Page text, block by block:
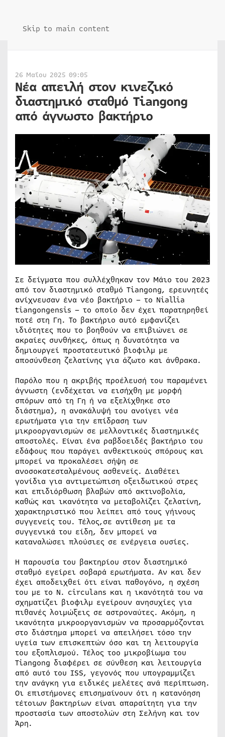
Skip to main content
26 Μαΐου 2025 09:05
Νέα απειλή στον κινεζικό
διαστημικό σταθμό Tiangong
από άγνωστο βακτήριο
Σε δείγματα που συλλέχθηκαν τον Μάιο του 2023
από τον διαστημικό σταθμό Tiangong, ερευνητές
ανίχνευσαν ένα νέο βακτήριο – το Niallia
tiangongensis – το οποίο δεν έχει παρατηρηθεί
ποτέ στη Γη. Το βακτήριο αυτό εμφανίζει
ιδιότητες που το βοηθούν να επιβιώνει σε
ακραίες συνθήκες, όπως η δυνατότητα να
δημιουργεί προστατευτικό βιοφιλμ με
αποσύνθεση ζελατίνης για άζωτο και άνθρακα.
Παρόλο που η ακριβής προέλευσή του παραμένει
άγνωστη (ενδέχεται να εισήχθη με μορφή
σπόρων από τη Γη ή να εξελίχθηκε στο
διάστημα), η ανακάλυψή του ανοίγει νέα
ερωτήματα για την επίδραση των
μικροοργανισμών σε μελλοντικές διαστημικές
αποστολές. Είναι ένα ραβδοειδές βακτήριο του
εδάφους που παράγει ανθεκτικούς σπόρους και
μπορεί να προκαλέσει σήψη σε
ανοσοκατεσταλμένους ασθενείς. Διαθέτει
γονίδια για αντιμετώπιση οξειδωτικού στρες
και επιδιόρθωση βλαβών από ακτινοβολία,
καθώς και ικανότητα να μεταβολίζει ζελατίνη,
χαρακτηριστικό που λείπει από τους γήινους
συγγενείς του. Τέλος,σε αντίθεση με τα
συγγενικά του είδη, δεν μπορεί να
καταναλώσει πλούσιες σε ενέργεια ουσίες.
Η παρουσία του βακτηρίου στον διαστημικό
σταθμό εγείρει σοβαρά ερωτήματα. Αν και δεν
έχει αποδειχθεί ότι είναι παθογόνο, η σχέση
του με το N. circulans και η ικανότητά του να
σχηματίζει βιοφιλμ εγείρουν ανησυχίες για
πιθανές λοιμώξεις σε αστροναύτες. Ακόμη, η
ικανότητα μικροοργανισμών να προσαρμόζονται
στο διάστημα μπορεί να απειλήσει τόσο την
υγεία των επισκεπτών όσο και τη λειτουργία
του εξοπλισμού. Τέλος τοο μικροβίωμα του
Tiangong διαφέρει σε σύνθεση και λειτουργία
από αυτό του ISS, γεγονός που υπογραμμίζει
την ανάγκη για ειδικές μελέτες ανά περίπτωση.
Οι επιστήμονες επισημαίνουν ότι η κατανόηση
τέτοιων βακτηρίων είναι απαραίτητη για την
προστασία των αποστολών στη Σελήνη και τον
Άρη.